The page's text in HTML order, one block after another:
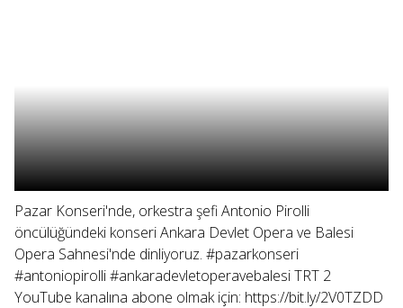
Pazar Konseri'nde, orkestra şefi Antonio Pirolli
öncülüğündeki konseri Ankara Devlet Opera ve Balesi
Opera Sahnesi'nde dinliyoruz. #pazarkonseri
#antoniopirolli #ankaradevletoperavebalesi TRT 2
YouTube kanalına abone olmak için: https://bit.ly/2V0TZDD